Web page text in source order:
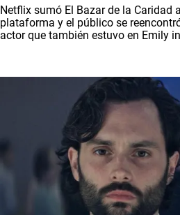
Netflix sumó El Bazar de la Caridad
plataforma y el público se
actor que también estuvo en Emily